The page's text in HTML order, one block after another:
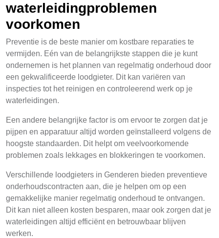
waterleidingproblemen
voorkomen
Preventie is de beste manier om kostbare reparaties te
vermijden. Eén van de belangrijkste stappen die je kunt
ondernemen is het plannen van regelmatig onderhoud door
een gekwalificeerde loodgieter. Dit kan variëren van
inspecties tot het reinigen en controleerend werk op je
waterleidingen.
Een andere belangrijke factor is om ervoor te zorgen dat je
pijpen en apparatuur altijd worden geïnstalleerd volgens de
hoogste standaarden. Dit helpt om veelvoorkomende
problemen zoals lekkages en blokkeringen te voorkomen.
Verschillende loodgieters in Genderen bieden preventieve
onderhoudscontracten aan, die je helpen om op een
gemakkelijke manier regelmatig onderhoud te ontvangen.
Dit kan niet alleen kosten besparen, maar ook zorgen dat je
waterleidingen altijd efficiënt en betrouwbaar blijven
werken.